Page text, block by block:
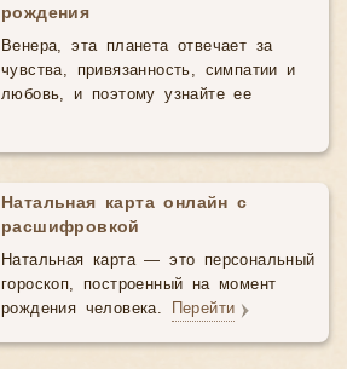
рождения
Венера, эта планета отвечает за
чувства, привязанность, симпатии и
любовь, и поэтому узнайте ее
Натальная карта онлайн с
расшифровкой
Натальная карта — это персональный
гороскоп, построенный на момент
рождения человека.
Перейти